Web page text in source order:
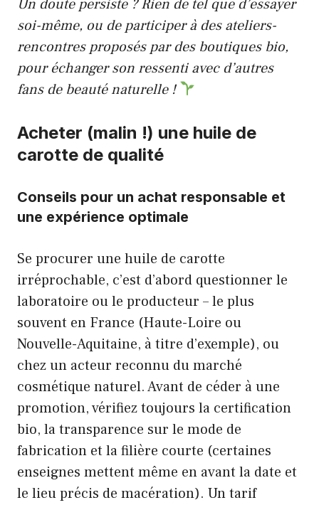
Un doute persiste ? Rien de tel que d’essayer
soi-même, ou de participer à des ateliers-
rencontres proposés par des boutiques bio,
pour échanger son ressenti avec d’autres
fans de beauté naturelle !
Acheter (malin !) une huile de
carotte de qualité
Conseils pour un achat responsable et
une expérience optimale
Se procurer une huile de carotte
irréprochable, c’est d’abord questionner le
laboratoire ou le producteur – le plus
souvent en France (Haute-Loire ou
Nouvelle-Aquitaine, à titre d’exemple), ou
chez un acteur reconnu du marché
cosmétique naturel. Avant de céder à une
promotion, vérifiez toujours la certification
bio, la transparence sur le mode de
fabrication et la filière courte (certaines
enseignes mettent même en avant la date et
le lieu précis de macération). Un tarif